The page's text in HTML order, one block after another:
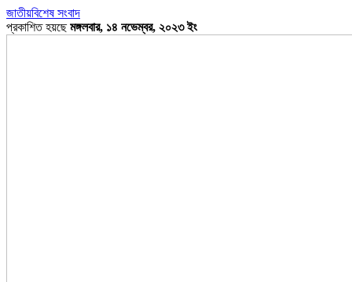
জাতীয়বিশেষ সংবাদ
প্রকাশিত হয়ছেমঙ্গলবার, ১৪ নভেম্বর, ২০২৩ ইং